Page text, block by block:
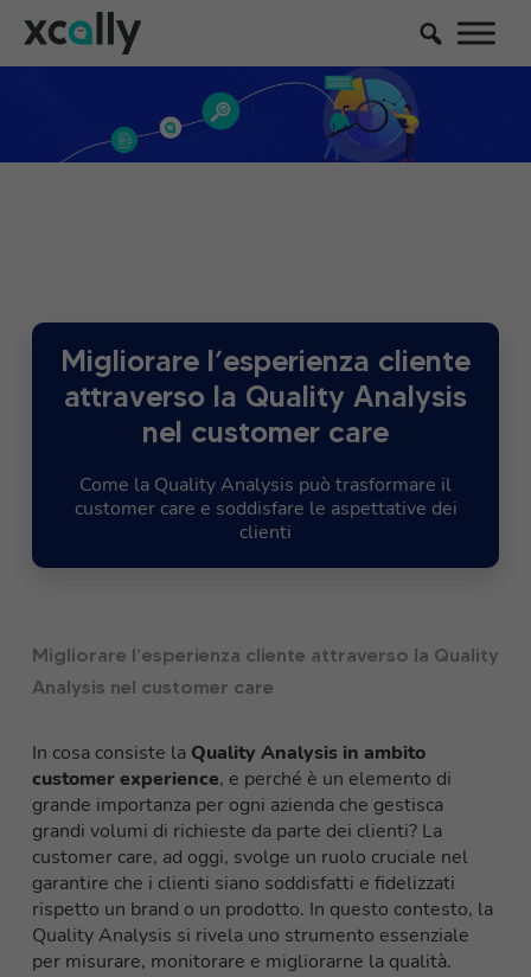
Migliorare l’esperienza cliente
attraverso la Quality Analysis
nel customer care
Come la Quality Analysis può trasformare il
customer care e soddisfare le aspettative dei
clienti
Migliorare l’esperienza cliente attraverso la Quality
Analysis nel customer care
In cosa consiste la Quality Analysis in ambito
customer experience, e perché è un elemento di
grande importanza per ogni azienda che gestisca
grandi volumi di richieste da parte dei clienti? La
customer care, ad oggi, svolge un ruolo cruciale nel
garantire che i clienti siano soddisfatti e fidelizzati
rispetto un brand o un prodotto. In questo contesto, la
Quality Analysis si rivela uno strumento essenziale
per misurare, monitorare e migliorarne la qualità.